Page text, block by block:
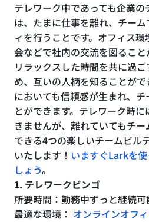
テレワーク中であっても企業
は、たまに仕事を離れ、チー
ィを行うことです。オフィス
会などで社内の交流を図るこ
リラックスした時間を共に過
め、互いの人柄を知ることが
においても信頼感が生まれ、
とができます。テレワーク時
きませんが、離れていてもチ
できる4つの楽しいチームビル
いたします！ いますぐLarkを
しょう。
1. テレワークビンゴ
所要時間：勤務中ずっと継続可
最適な環境： オンラインオフ